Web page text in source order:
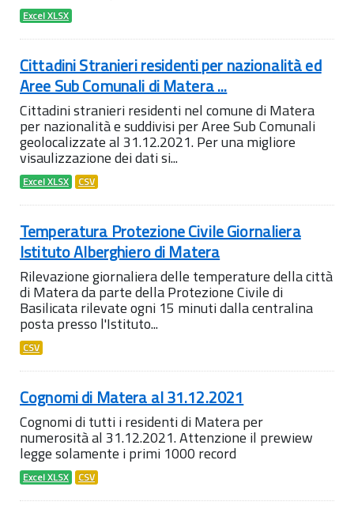
Excel XLSX
Cittadini Stranieri residenti per nazionalità ed
Aree Sub Comunali di Matera ...
Cittadini stranieri residenti nel comune di Matera
per nazionalità e suddivisi per Aree Sub Comunali
geolocalizzate al 31.12.2021. Per una migliore
visaulizzazione dei dati si...
Excel XLSX CSV
Temperatura Protezione Civile Giornaliera
Istituto Alberghiero di Matera
Rilevazione giornaliera delle temperature della città
di Matera da parte della Protezione Civile di
Basilicata rilevate ogni 15 minuti dalla centralina
posta presso l'Istituto...
CSV
Cognomi di Matera al 31.12.2021
Cognomi di tutti i residenti di Matera per
numerosità al 31.12.2021. Attenzione il prewiew
legge solamente i primi 1000 record
Excel XLSX CSV